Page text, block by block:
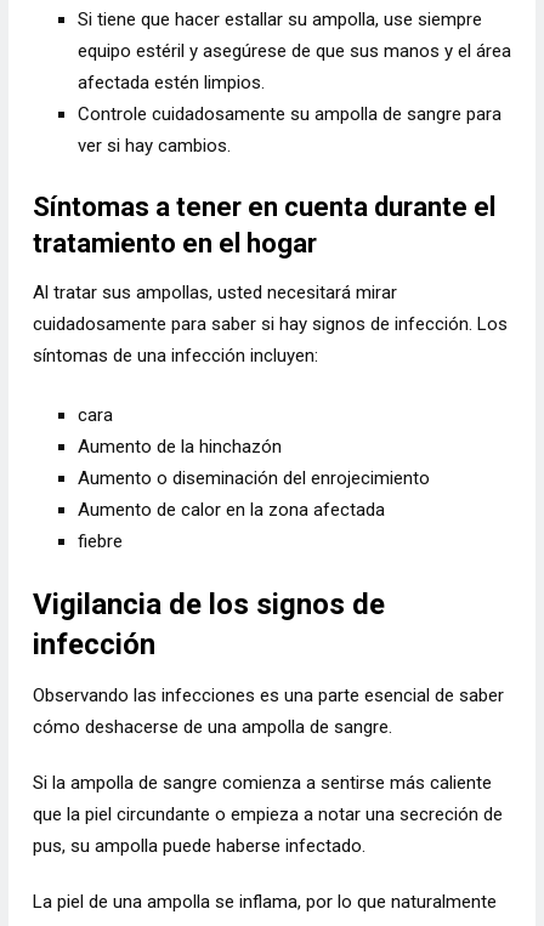
Si tiene que hacer estallar su ampolla, use siempre
equipo estéril y asegúrese de que sus manos y el área
afectada estén limpios.
Controle cuidadosamente su ampolla de sangre para
ver si hay cambios.
Síntomas a tener en cuenta durante el
tratamiento en el hogar
Al tratar sus ampollas, usted necesitará mirar
cuidadosamente para saber si hay signos de infección. Los
síntomas de una infección incluyen:
cara
Aumento de la hinchazón
Aumento o diseminación del enrojecimiento
Aumento de calor en la zona afectada
fiebre
Vigilancia de los signos de
infección
Observando las infecciones es una parte esencial de saber
cómo deshacerse de una ampolla de sangre.
Si la ampolla de sangre comienza a sentirse más caliente
que la piel circundante o empieza a notar una secreción de
pus, su ampolla puede haberse infectado.
La piel de una ampolla se inflama, por lo que naturalmente